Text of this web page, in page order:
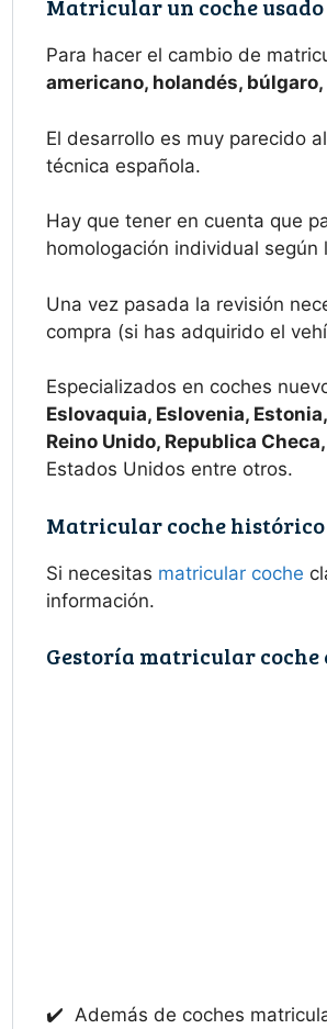
Matricular un coche
Para hacer el cambio de
americano, holandés,
El desarrollo es muy parecido
técnica española.
Hay que tener en cuenta que
homologación individual
Una vez pasada la revisión
compra (si has adquirido el
Especializados en coches
Eslovaquia, Eslovenia,
Reino Unido, Republica
Estados Unidos entre otros.
Matricular coche histórico
Si necesitas matricular coche
información.
Gestoría matricular coche
✔️ Además de coches